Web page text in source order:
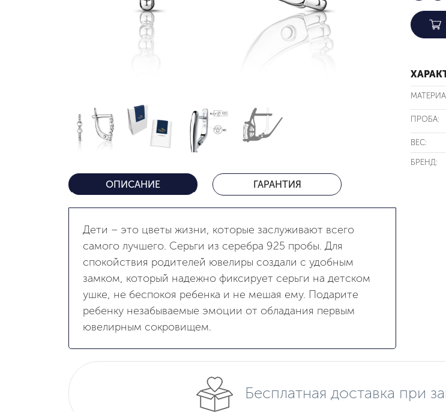
ОПИСАНИЕ ГАРАНТИЯ
Дети – это цветы жизни, которые заслуживают всего
самого лучшего. Серьги из серебра 925 пробы. Для
спокойствия родителей ювелиры создали с удобным
замком, который надежно фиксирует серьги на детском
ушке, не беспокоя ребенка и не мешая ему. Подарите
ребенку незабываемые эмоции от обладания первым
ювелирным сокровищем.
ПРОБА:
ВЕС:
БРЕНД:
Бесплатная доставка при